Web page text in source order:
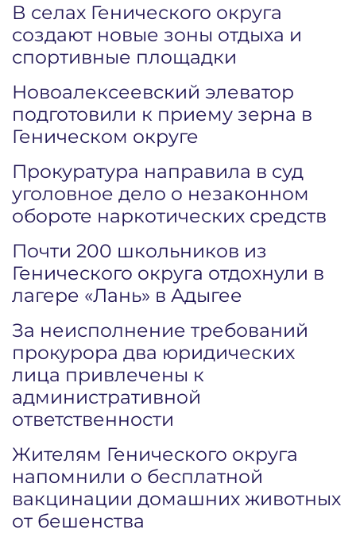
В селах Генического округа
создают новые зоны отдыха и
спортивные площадки
Новоалексеевский элеватор
подготовили к приему зерна в
Геническом округе
Прокуратура направила в суд
уголовное дело о незаконном
обороте наркотических средств
Почти 200 школьников из
Генического округа отдохнули в
лагере «Лань» в Адыгее
За неисполнение требований
прокурора два юридических
лица привлечены к
административной
ответственности
Жителям Генического округа
напомнили о бесплатной
вакцинации домашних животных
от бешенства